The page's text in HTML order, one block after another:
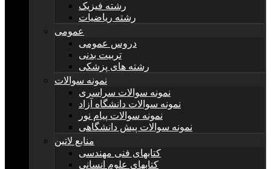
رشته فیزیک
رشته ریاضیات
عمومی
دروس عمومی
تربیت بدنی
رشته های پزشکی
نمونه سوالات
نمونه سوالات سراسری
نمونه سوالات دانشگاه آزاد
نمونه سوالات پیام نور
نمونه سوالات پیش دانشگاهی
منابع لاتین
کتابهای فنی مهندسی
کتابهای علوم انسانی